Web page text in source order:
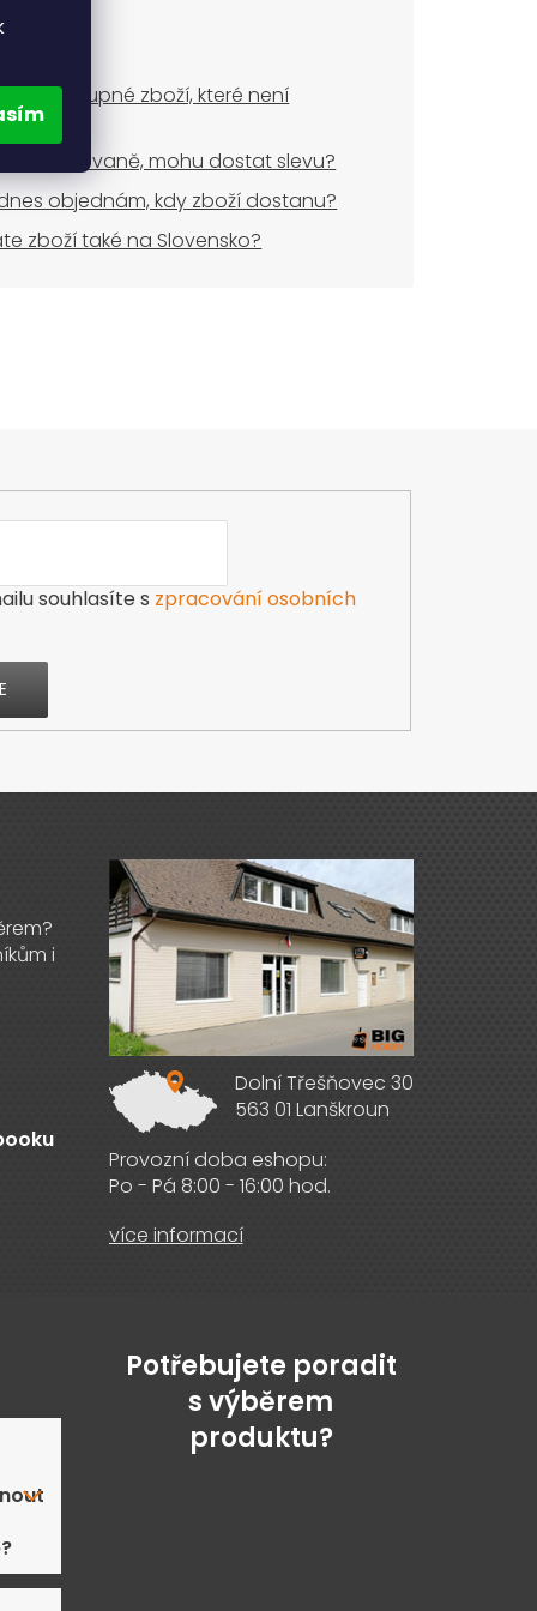
dostupné zboží, které není
opakovaně, mohu dostat slevu?
objednám, kdy zboží dostanu?
zboží také na Slovensko?
souhlasíte s zpracování osobních
Dolní Třešňovec 30
563 01 Lanškroun
Provozní doba eshopu:
Po - Pá 8:00 - 16:00 hod.
více informací
Potřebujete poradit
s výběrem
produktu?